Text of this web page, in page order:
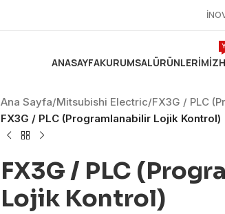
ANASAYFAKURUMSALÜRÜNLERIMIZ
Ana Sayfa/Mitsubishi Electric/FX3G / PLC
FX3G / PLC (Programlanabilir Lojik Kontrol)
FX3G / PLC
Lojik Kontrol)